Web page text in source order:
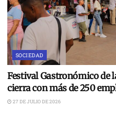
SOCIEDAD
Festival Gastronómico de
cierra con más de 250
27 DE JULIO DE 2026